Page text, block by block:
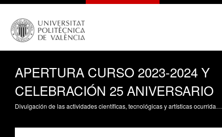
APERTURA CURSO 2023-2024 Y
CELEBRACIÓN 25 ANIVERSARIO
Divulgación de las actividades científicas, tecnológicas y artísticas ocurridas en los tres campus de la UPV